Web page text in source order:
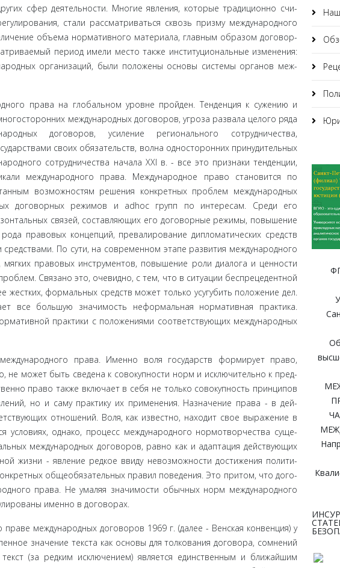
сфер деятельности. Многие явления, которые традиционно счи­
стали рассматриваться сквозь призму международного
объема нормативного материала, главным образом договор­
период имели место также институциональные изменения:
организаций, были положены основы системы органов меж­
права на глобальном уровне пройден. Тенденция к су­жению и
международных договоров, угроза развала целого ряда
договоров, усиление регионального сотрудничества,
своих обязательств, волна односторонних принудительных
сотрудничества начала XXI в. - все это признаки тенден­ции,
международного права. Международное право становится по
возможностям решения конкретных проблем междуна­родных
до­говорных режимов и adhoc групп по интересам. Среди его
связей, составляющих его договорные режимы, повышение
право­вых концепций, превалирование дипломатических средств
По сути, на современном этапе развития международ­ного
правовых инструментов, повышение роли диалога и ценно­сти
Связано это, очевидно, с тем, что в ситуации беспреце­дентной
формальных средств может только усугубить поло­жение дел.
все большую значимость неформальная нормативная практика.
практики с положениями соответствующих международных
права. Именно воля государств формирует право,
не может быть сведена к совокупности норм и исключительно к пред­
пра­во также включает в себя не только совокупность принципов
но и саму практику их применения. Назначение права - в дей­
отношений. Воля, как известно, находит свое выражение в
условиях, однако, процесс международного нормотворчества суще­
меж­дународных договоров, равно как и адаптация действующих
жизни - явление редкое ввиду невозможности достижения полити­
общеобязательных правил поведения. Это притом, что дого­
пра­ва. Не умаляя значимости обычных норм международного
именно в договорах.
международных договоров 1969 г. (далее - Венская конвен­ция) у
значение текста как основы для толкования договора, со­мнений
(за редким исключением) является единственным и ближай­шим